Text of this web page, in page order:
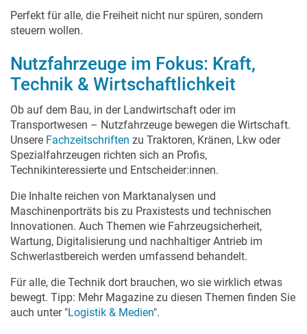
Perfekt für alle, die Freiheit nicht nur spüren, sondern
steuern wollen.
Nutzfahrzeuge im Fokus: Kraft,
Technik & Wirtschaftlichkeit
Ob auf dem Bau, in der Landwirtschaft oder im
Transportwesen – Nutzfahrzeuge bewegen die Wirtschaft.
Unsere Fachzeitschriften zu Traktoren, Kränen, Lkw oder
Spezialfahrzeugen richten sich an Profis,
Technikinteressierte und Entscheider:innen.
Die Inhalte reichen von Marktanalysen und
Maschinenporträts bis zu Praxistests und technischen
Innovationen. Auch Themen wie Fahrzeugsicherheit,
Wartung, Digitalisierung und nachhaltiger Antrieb im
Schwerlastbereich werden umfassend behandelt.
Für alle, die Technik dort brauchen, wo sie wirklich etwas
bewegt. Tipp: Mehr Magazine zu diesen Themen finden Sie
auch unter "Logistik & Medien".